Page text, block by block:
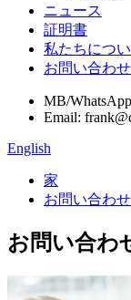
ニュース
証明書
私たちにつ
お問い合わせ
MB/
Email:
English
家
お問い合わせ
お問い合わ